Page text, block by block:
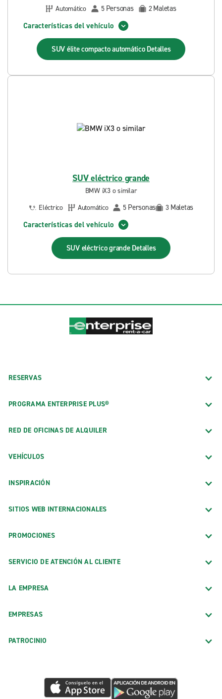
Automático
5 Personas 2Maletas
Características del vehículo
SUV élite compacto automático Detalles
SUV eléctrico grande
BMW iX3 o similar
Eléctrico
Automático 5 Personas 3 Maletas
Características del vehículo
SUV eléctrico grande Detalles
RESERVAS
PROGRAMA ENTERPRISE PLUS®
RED DE OFICINAS DE ALQUILER
VEHÍCULOS
INSPIRACIÓN
SITIOS WEB INTERNACIONALES
PROMOCIONES
SERVICIO DE ATENCIÓN AL CLIENTE
LA EMPRESA
EMPRESAS
PATROCINIO